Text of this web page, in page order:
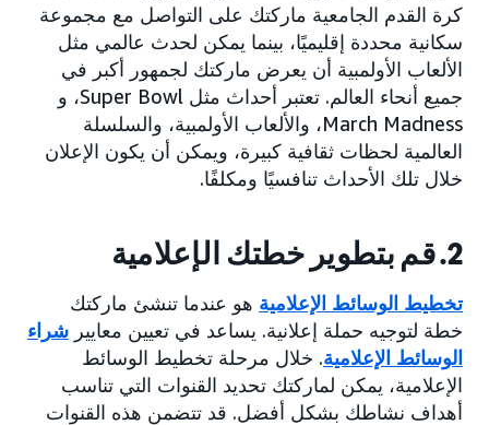
كرة القدم الجامعية ماركتك على التواصل مع مجموعة
سكانية محددة إقليميًا، بينما يمكن لحدث عالمي مثل
الألعاب الأولمبية أن يعرض ماركتك لجمهور أكبر في
جميع أنحاء العالم. تعتبر أحداث مثل Super Bowl، و
March Madness، والألعاب الأولمبية، والسلسلة
العالمية لحظات ثقافية كبيرة، ويمكن أن يكون الإعلان
خلال تلك الأحداث تنافسيًا ومكلفًا.
2. قم بتطوير خطتك الإعلامية
تخطيط الوسائط الإعلامية هو عندما تنشئ ماركتك
خطة لتوجيه حملة إعلانية. يساعد في تعيين معايير شراء
الوسائط الإعلامية. خلال مرحلة تخطيط الوسائط
الإعلامية، يمكن لماركتك تحديد القنوات التي تناسب
أهداف نشاطك بشكل أفضل. قد تتضمن هذه القنوات